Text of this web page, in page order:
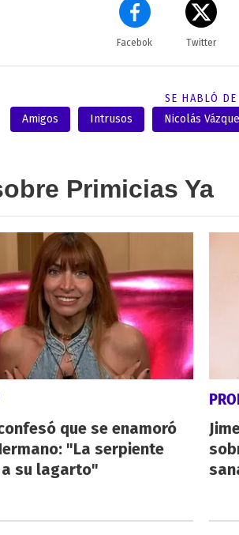
Facebok Twitter
SE HABLÓ DE
Amigos
Intrusos Nicolás
Primicias Ya
que se enamoró
"La serpiente
su lagarto"